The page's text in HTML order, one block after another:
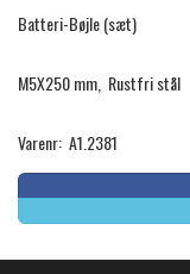
Batteri-Bøjle (sæt)
M5X250 mm, Rustfri stål
Varenr: A1.2381